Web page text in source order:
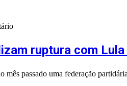
ruptura com
mês passado uma federação